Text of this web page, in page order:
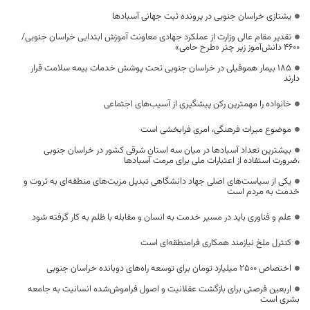
یشتازی خراسان جنوبی در پرونده ثبت جهانی آسبادها
تقدیر مقام عالی وزارت از عملکرد جهادی معاونت آموزش ابتدایی خراسان جنوبی/
۴۶۰۰ دانش‌آموز زیر چتر «طرح حامی»
۱۸۵ بیمار هموفیلی در خراسان جنوبی تحت پوشش خدمات بیمه سلامت قرار
دارند
خانواده را مهمترین رکن پیشگیری از آسیب‌های اجتماعی
موضوع میراث فرهنگی، امری فرابخشی است
بیشترین تعداد آسبادها در میان سه استان شرقی کشور در خراسان جنوبی
،ضرورت استفاده از اعتبارات ملی برای مرمت آسبادها
یکی از سیاست‌های اصلی جهاد دانشگاهی تبدیل مزیت‌های منطقه‌ای به ثروت و
خدمت به مردم است
علم و فناوری باید در مسیر خدمت به انسان و مقابله با ظلم به کار گرفته شود
کنترل ملخ نیازمند همکاری فرامنطقه‌ای است
اختصاص 2500 میلیارد تومان برای توسعه راه‌های دوبانده خراسان جنوبی
اربعین فرصتی برای بازگشت عقلانیت و اصول فراموش‌شده انسانیت به جامعه
بشری است